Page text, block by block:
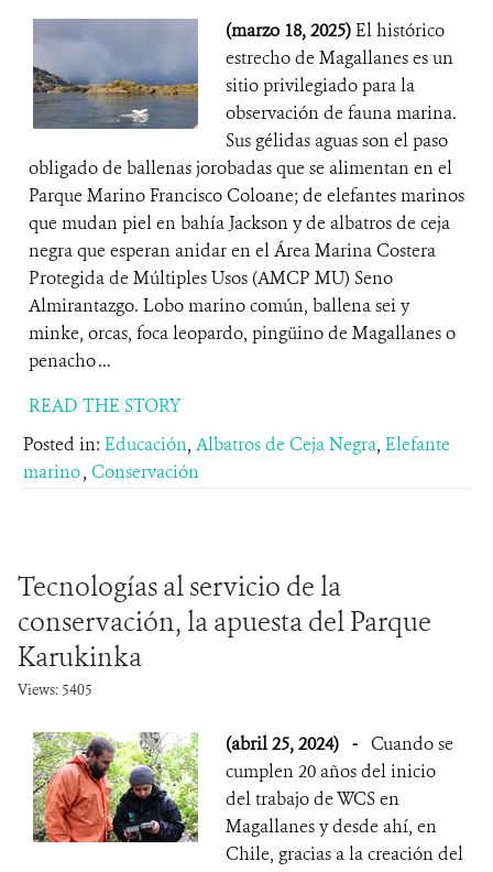
(marzo 18, 2025)El histórico
estrecho de Magallanes es un
sitio privilegiado para la
observación de fauna marina.
Sus gélidas aguas son el paso
obligado de ballenas jorobadas que se alimentan en el
Parque Marino Francisco Coloane; de elefantes marinos
que mudan piel en bahía Jackson y de albatros de ceja
negra que esperan anidar en el Área Marina Costera
Protegida de Múltiples Usos (AMCP MU) Seno
Almirantazgo. Lobo marino común, ballena sei y
minke, orcas, foca leopardo, pingüino de Magallanes o
penacho ...
READ THE STORY
Posted in: Educación, Albatros de Ceja Negra, Elefante
marino, Conservación
Tecnologías al servicio de la
conservación, la apuesta del Parque
Karukinka
Views: 5405
(abril 25, 2024) - Cuando se
cumplen 20 años del inicio
del trabajo de WCS en
Magallanes y desde ahí, en
Chile, gracias a la creación del